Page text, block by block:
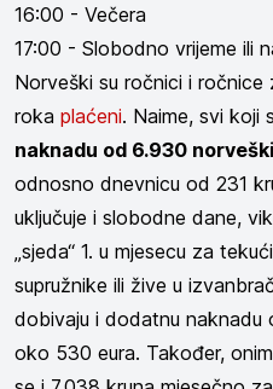
16:00 - Večera
17:00 - Slobodno vrijeme ili
Norveški su ročnici i ročnice
roka plaćeni. Naime, svi koji
naknadu od 6.930
odnosno dnevnicu od 231
uključuje i slobodne dane,
„sjeda“ 1. u mjesecu za
supružnike ili žive u
dobivaju i dodatnu naknadu
oko 530 eura. Također,